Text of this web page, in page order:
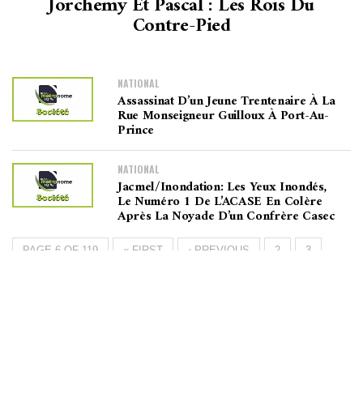
Contre-Pied
NATIONAL
Assassinat D’un Jeune Trentenaire À La
Rue Monseigneur Guilloux À Port-Au-
Prince
NATIONAL
Jacmel/Inondation: Les Yeux Inondés,
Le Numéro 1 De L’ACASE En Colère
Après La Noyade D’un Confrère Casec
PAGE 6 OF 119 « FIRST ‹ PREVIOUS 2 3